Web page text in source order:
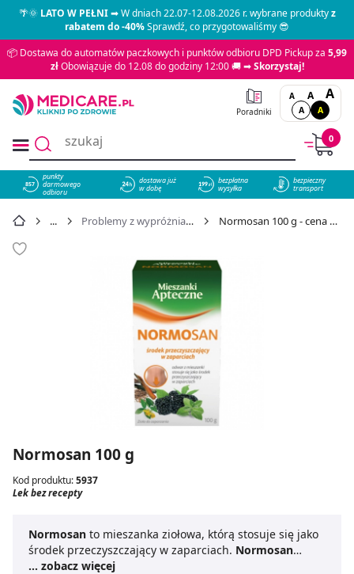
🌴🌞LATO W PEŁNI➡ W dniach 22.07-12.08.2026 r. wybrane produktyz
rabatem do -40%Sprawdź, co przygotowaliśmy 😎
📦 Dostawa do automatów paczkowych i punktów odbioru DPD Pickup za 5,99
złObowiązuje do 12.08 do godziny 12:00 🚚 ➡Skorzystaj!
Poradniki
A A A
A A
0
857
punkty
darmowego
odbioru
dostawa już
w dobę
bezpłatna
wysyłka
bezpieczny
transport
Problemy z wypróżnianiem Normosan 100 g - cena 9,49 zł
Normosan 100 g
Kod produktu:5937
Lek bez recepty
Normosan to mieszanka ziołowa, którą stosuje się jako
środek przeczyszczający w zaparciach. Normosan
należy spożywać przed snem. Działanie
... zobacz więcej